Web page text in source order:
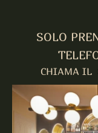
SOLO
CHIAMA IL